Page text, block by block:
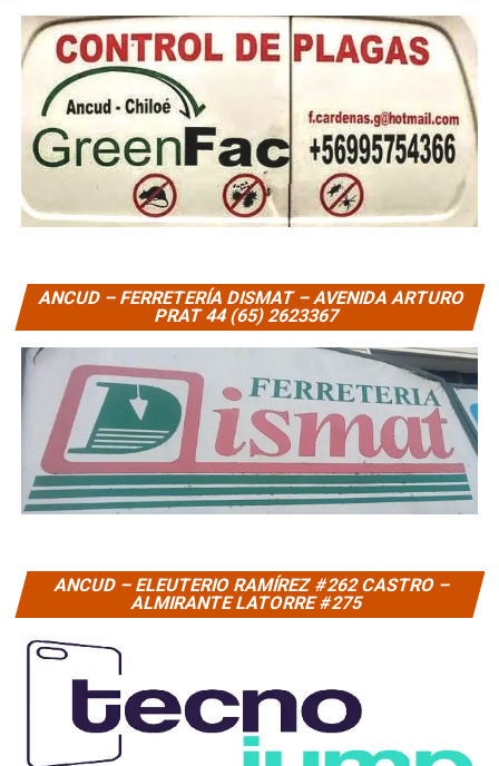
ANCUD – FERRETERÍA DISMAT – AVENIDA ARTURO
PRAT 44 (65) 2623367
ANCUD – ELEUTERIO RAMÍREZ #262 CASTRO –
ALMIRANTE LATORRE #275